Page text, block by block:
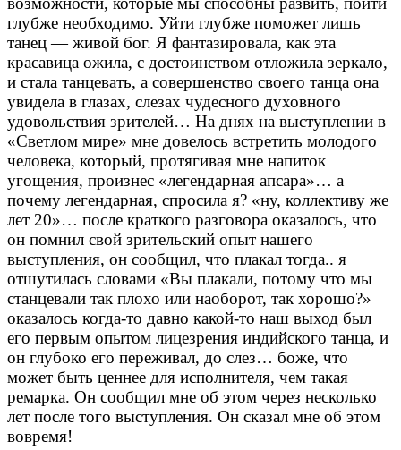
глубже необходимо. Уйти глубже поможет лишь
танец — живой бог. Я фантазировала, как эта
красавица ожила, с достоинством отложила зеркало,
и стала танцевать, а совершенство своего танца она
увидела в глазах, слезах чудесного духовного
удовольствия зрителей… На днях на выступлении в
«Светлом мире» мне довелось встретить молодого
человека, который, протягивая мне напиток
угощения, произнес «легендарная апсара»… а
почему легендарная, спросила я? «ну, коллективу же
лет 20»… после краткого разговора оказалось, что
он помнил свой зрительский опыт нашего
выступления, он сообщил, что плакал тогда.. я
отшутилась словами «Вы плакали, потому что мы
станцевали так плохо или наоборот, так хорошо?»
оказалось когда-то давно какой-то наш выход был
его первым опытом лицезрения индийского танца, и
он глубоко его переживал, до слез… боже, что
может быть ценнее для исполнителя, чем такая
ремарка. Он сообщил мне об этом через несколько
лет после того выступления. Он сказал мне об этом
вовремя!